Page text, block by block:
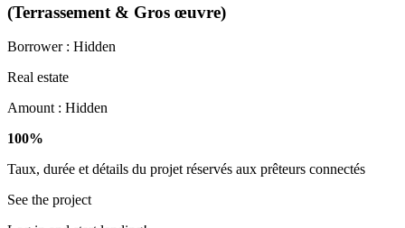
(Terrassement & Gros œuvre)
Borrower : Hidden
Real estate
Amount : Hidden
100%
Taux, durée et détails du projet réservés aux prêteurs connectés
See the project